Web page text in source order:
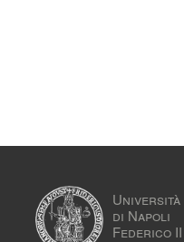
Università
di Napoli
Federico II